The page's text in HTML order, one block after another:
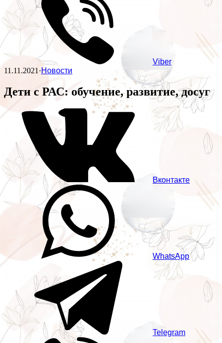
Viber
11.11.2021·Новости
Дети с РАС: обучение, развитие, досуг
Вконтакте
WhatsApp
Telegram